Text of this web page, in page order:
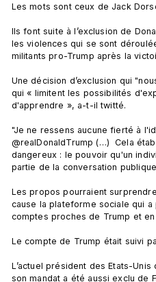
Les mots sont ceux de Jack
Ils font suite à l’exclusion de
les violences qui se sont
militants pro-Trump après la
Une décision d’exclusion qui
qui « limitent les possibilités
d'apprendre », a-t-il twitté.
"Je ne ressens aucune fierté à
@realDonaldTrump (…)  Cela
dangereux : le pouvoir qu'un
partie de la conversation publique
Les propos pourraient
cause la plateforme sociale qui
comptes proches de Trump et
Le compte de Trump était suivi
L’actuel président des Etats-
son mandat a été aussi exclu de